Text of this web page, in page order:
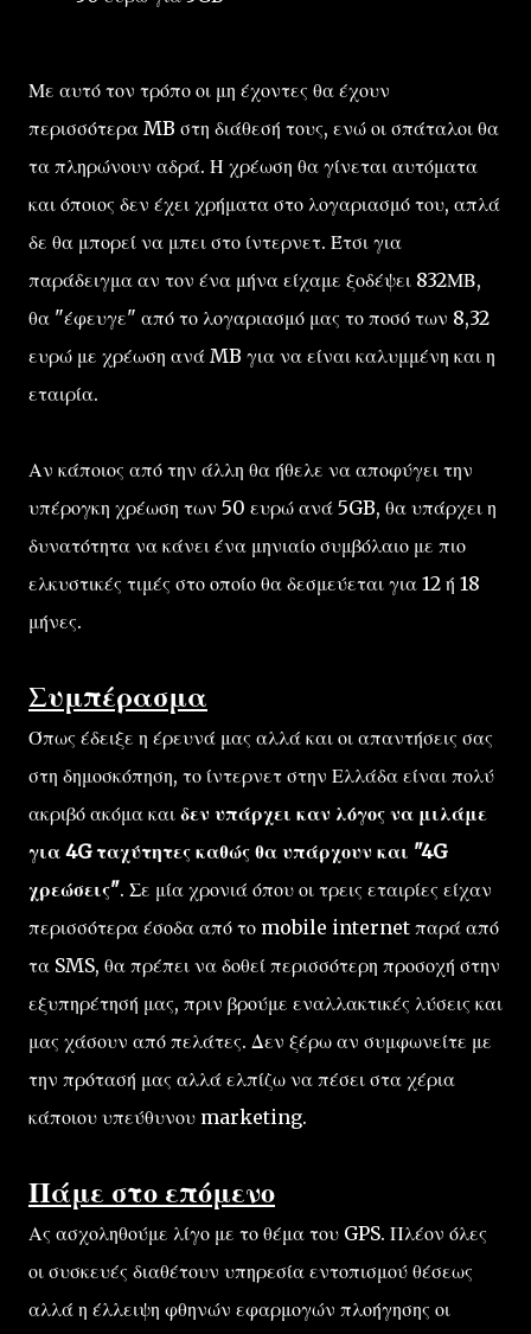
Με αυτό τον τρόπο οι μη έχοντες θα έχουν
περισσότερα MB στη διάθεσή τους, ενώ οι σπάταλοι θα
τα πληρώνουν αδρά. Η χρέωση θα γίνεται αυτόματα
και όποιος δεν έχει χρήματα στο λογαριασμό του, απλά
δε θα μπορεί να μπει στο ίντερνετ. Έτσι για
παράδειγμα αν τον ένα μήνα είχαμε ξοδέψει 832ΜΒ,
θα "έφευγε" από το λογαριασμό μας το ποσό των 8,32
ευρώ με χρέωση ανά MB για να είναι καλυμμένη και η
εταιρία.
Αν κάποιος από την άλλη θα ήθελε να αποφύγει την
υπέρογκη χρέωση των 50 ευρώ ανά 5GB, θα υπάρχει η
δυνατότητα να κάνει ένα μηνιαίο συμβόλαιο με πιο
ελκυστικές τιμές στο οποίο θα δεσμεύεται για 12 ή 18
μήνες.
Συμπέρασμα
Όπως έδειξε η έρευνά μας αλλά και οι απαντήσεις σας
στη δημοσκόπηση, το ίντερνετ στην Ελλάδα είναι πολύ
ακριβό ακόμα και δεν υπάρχει καν λόγος να μιλάμε
για 4G ταχύτητες καθώς θα υπάρχουν και "4G
χρεώσεις". Σε μία χρονιά όπου οι τρεις εταιρίες είχαν
περισσότερα έσοδα από το mobile internet παρά από
τα SMS, θα πρέπει να δοθεί περισσότερη προσοχή στην
εξυπηρέτησή μας, πριν βρούμε εναλλακτικές λύσεις και
μας χάσουν από πελάτες. Δεν ξέρω αν συμφωνείτε με
την πρότασή μας αλλά ελπίζω να πέσει στα χέρια
κάποιου υπεύθυνου marketing.
Πάμε στο επόμενο
Ας ασχοληθούμε λίγο με το θέμα του GPS. Πλέον όλες
οι συσκευές διαθέτουν υπηρεσία εντοπισμού θέσεως
αλλά η έλλειψη φθηνών εφαρμογών πλοήγησης οι